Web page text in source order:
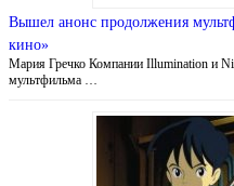
Вышел анонс продолжения
кино»
Мария Гречко Компании Illumination и
мультфильма …